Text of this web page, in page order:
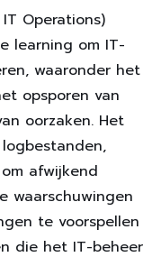
Operations)
learning om IT-
waaronder het
opsporen van
oorzaken. Het
afwijkend
waarschuwingen
te voorspellen
die het IT-beheer